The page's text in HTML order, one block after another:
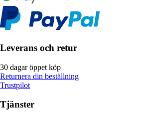
Leverans och retur
30 dagar öppet köp
Returnera din beställning
Trustpilot
Tjänster